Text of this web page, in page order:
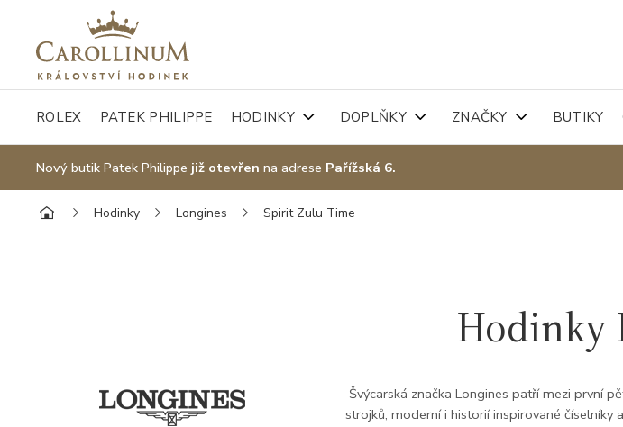
ROLEX PATEK PHILIPPE HODINKY DOPLŇKY ZNAČKY BUTIKY
Nový butik Patek Philippe již otevřen na adrese Pařížská 6.
Hodinky Longines Spirit Zulu Time
Hodinky
Švýcarská značka Longines patří mezi první
strojků, moderní i historií inspirované